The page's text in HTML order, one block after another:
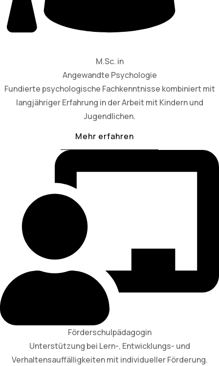
M.Sc. in
Angewandte Psychologie
Fundierte psychologische Fachkenntnisse kombiniert mit
langjähriger Erfahrung in der Arbeit mit Kindern und
Jugendlichen.
Mehr erfahren
Förderschulpädagogin
Unterstützung bei Lern-, Entwicklungs- und
Verhaltensauffälligkeiten mit individueller Förderung.